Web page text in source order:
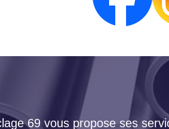
69 vous propose ses